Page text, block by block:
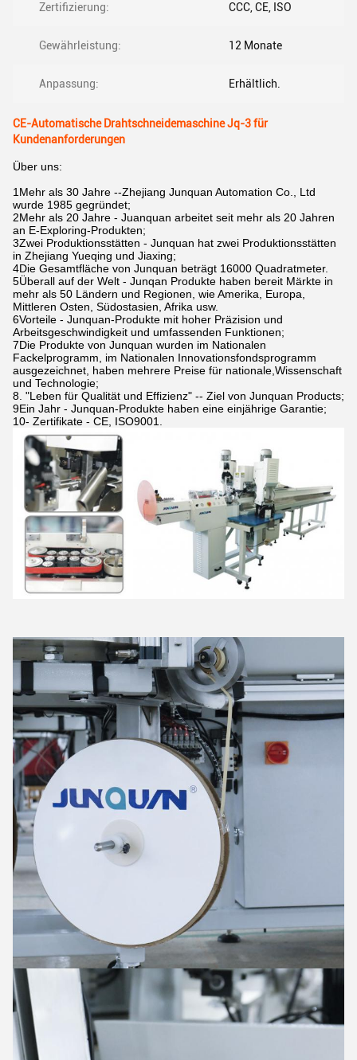
Zertifizierung: CCC, CE, ISO
Gewährleistung: 12 Monate
Anpassung: Erhältlich.
CE-Automatische Drahtschneidemaschine Jq-3 für
Kundenanforderungen
Über uns:
1Mehr als 30 Jahre --Zhejiang Junquan Automation Co., Ltd
wurde 1985 gegründet;
2Mehr als 20 Jahre - Juanquan arbeitet seit mehr als 20 Jahren
an E-Exploring-Produkten;
3Zwei Produktionsstätten - Junquan hat zwei Produktionsstätten
in Zhejiang Yueqing und Jiaxing;
4Die Gesamtfläche von Junquan beträgt 16000 Quadratmeter.
5Überall auf der Welt - Junqan Produkte haben bereit Märkte in
mehr als 50 Ländern und Regionen, wie Amerika, Europa,
Mittleren Osten, Südostasien, Afrika usw.
6Vorteile - Junquan-Produkte mit hoher Präzision und
Arbeitsgeschwindigkeit und umfassenden Funktionen;
7Die Produkte von Junquan wurden im Nationalen
Fackelprogramm, im Nationalen Innovationsfondsprogramm
ausgezeichnet, haben mehrere Preise für nationale,Wissenschaft
und Technologie;
8. "Leben für Qualität und Effizienz" -- Ziel von Junquan Products;
9Ein Jahr - Junquan-Produkte haben eine einjährige Garantie;
10- Zertifikate - CE, ISO9001.